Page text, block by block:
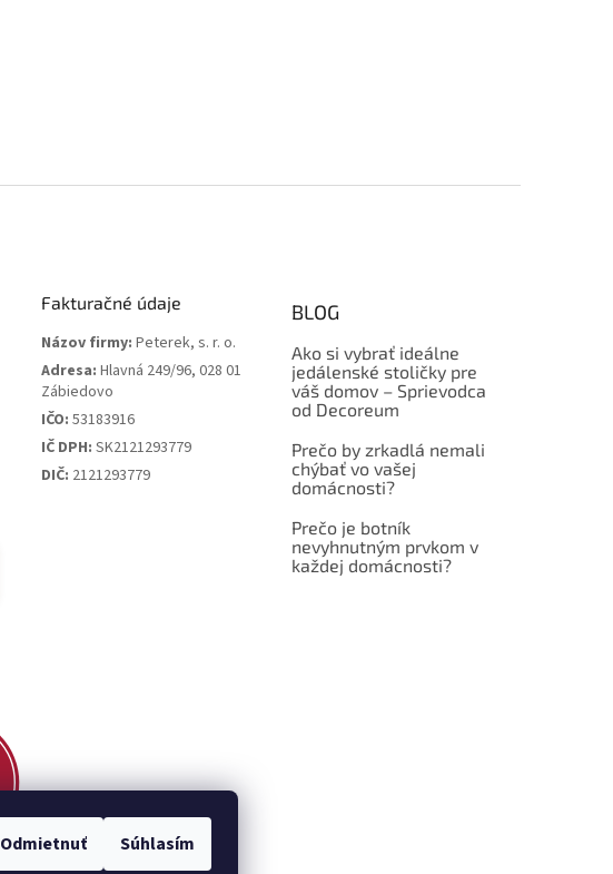
Odmietnuť Súhlasím
Fakturačné údaje
Názov firmy: Peterek, s. r. o.
Adresa: Hlavná 249/96, 028 01
Zábiedovo
IČO: 53183916
IČ DPH: SK2121293779
DIČ: 2121293779
BLOG
Ako si vybrať ideálne
jedálenské stoličky pre
váš domov – Sprievodca
od Decoreum
Prečo by zrkadlá nemali
chýbať vo vašej
domácnosti?
Prečo je botník
nevyhnutným prvkom v
každej domácnosti?